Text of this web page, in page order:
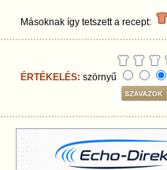
Másoknak így tetszett a recept:
ÉRTÉKELÉS: szörnyű